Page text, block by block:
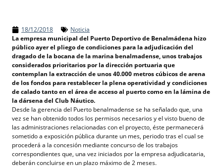
18/12/2018
Noticia
La empresa municipal del Puerto Deportivo de Benalmádena hizo
público ayer el pliego de condiciones para la adjudicación del
dragado de la bocana de la marina benalmadense, unos trabajos
considerados prioritarios por la dirección portuaria que
contemplan la extracción de unos 40.000 metros cúbicos de arena
de los fondos para restablecer la plena operatividad y condiciones
de calado tanto en el área de acceso al puerto como en la lámina de
la dársena del Club Náutico.
Desde la gerencia del Puerto benalmadense se ha señalado que, una
vez se han obtenido todos los permisos necesarios y el visto bueno de
las administraciones relacionadas con el proyecto, éste permanecerá
sometido a exposición pública durante un mes, periodo tras el cual se
procederá a la concesión mediante concurso de los trabajos
correspondientes que, una vez iniciados por la empresa adjudicataria,
deberán concluirse en un plazo máximo de 2 meses.